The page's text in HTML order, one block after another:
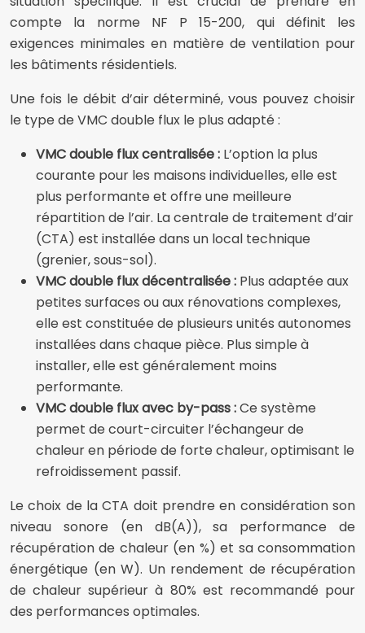
compte la norme NF P 15-200, qui définit les
exigences minimales en matière de ventilation pour
les bâtiments résidentiels.
Une fois le débit d’air déterminé, vous pouvez choisir
le type de VMC double flux le plus adapté :
VMC double flux centralisée : L’option la plus
courante pour les maisons individuelles, elle est
plus performante et offre une meilleure
répartition de l’air. La centrale de traitement d’air
(CTA) est installée dans un local technique
(grenier, sous-sol).
VMC double flux décentralisée : Plus adaptée aux
petites surfaces ou aux rénovations complexes,
elle est constituée de plusieurs unités autonomes
installées dans chaque pièce. Plus simple à
installer, elle est généralement moins
performante.
VMC double flux avec by-pass :Ce système
permet de court-circuiter l’échangeur de
chaleur en période de forte chaleur, optimisant le
refroidissement passif.
Le choix de la CTA doit prendre en considération son
niveau sonore (en dB(A)), sa performance de
récupération de chaleur (en %) et sa consommation
énergétique (en W). Un rendement de récupération
de chaleur supérieur à 80% est recommandé pour
des performances optimales.